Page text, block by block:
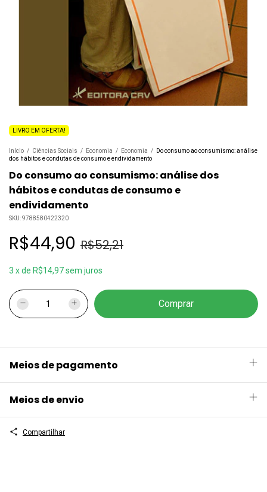
LIVRO EM OFERTA!
Início / Ciências Sociais / Economia / Economia /
Do consumo ao consumismo: análise
dos hábitos e condutas de consumo e endividamento
Do consumo ao consumismo: análise dos
hábitos e condutas de consumo e
endividamento
SKU:9788580422320
R$44,90 R$52,21
3 xde R$14,97sem juros
Meios de pagamento
Meios de envio
Compartilhar